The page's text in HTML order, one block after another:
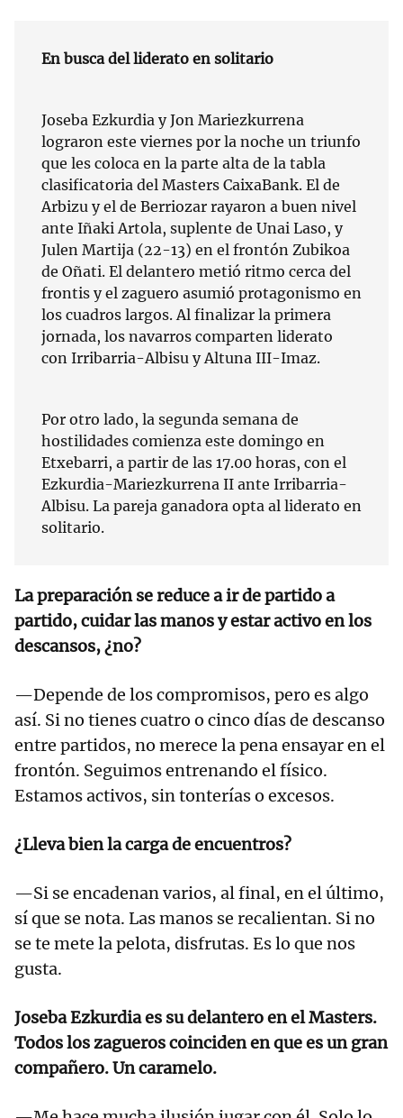
En busca del liderato en solitario
Joseba Ezkurdia y Jon Mariezkurrena
lograron este viernes por la noche un triunfo
que les coloca en la parte alta de la tabla
clasificatoria del Masters CaixaBank. El de
Arbizu y el de Berriozar rayaron a buen nivel
ante Iñaki Artola, suplente de Unai Laso, y
Julen Martija (22-13) en el frontón Zubikoa
de Oñati. El delantero metió ritmo cerca del
frontis y el zaguero asumió protagonismo en
los cuadros largos. Al finalizar la primera
jornada, los navarros comparten liderato
con Irribarria-Albisu y Altuna III-Imaz.
Por otro lado, la segunda semana de
hostilidades comienza este domingo en
Etxebarri, a partir de las 17.00 horas, con el
Ezkurdia-Mariezkurrena II ante Irribarria-
Albisu. La pareja ganadora opta al liderato en
solitario.
La preparación se reduce a ir de partido a
partido, cuidar las manos y estar activo en los
descansos, ¿no?
—Depende de los compromisos, pero es algo
así. Si no tienes cuatro o cinco días de descanso
entre partidos, no merece la pena ensayar en el
frontón. Seguimos entrenando el físico.
Estamos activos, sin tonterías o excesos.
¿Lleva bien la carga de encuentros?
—Si se encadenan varios, al final, en el último,
sí que se nota. Las manos se recalientan. Si no
se te mete la pelota, disfrutas. Es lo que nos
gusta.
Joseba Ezkurdia es su delantero en el Masters.
Todos los zagueros coinciden en que es un gran
compañero. Un caramelo.